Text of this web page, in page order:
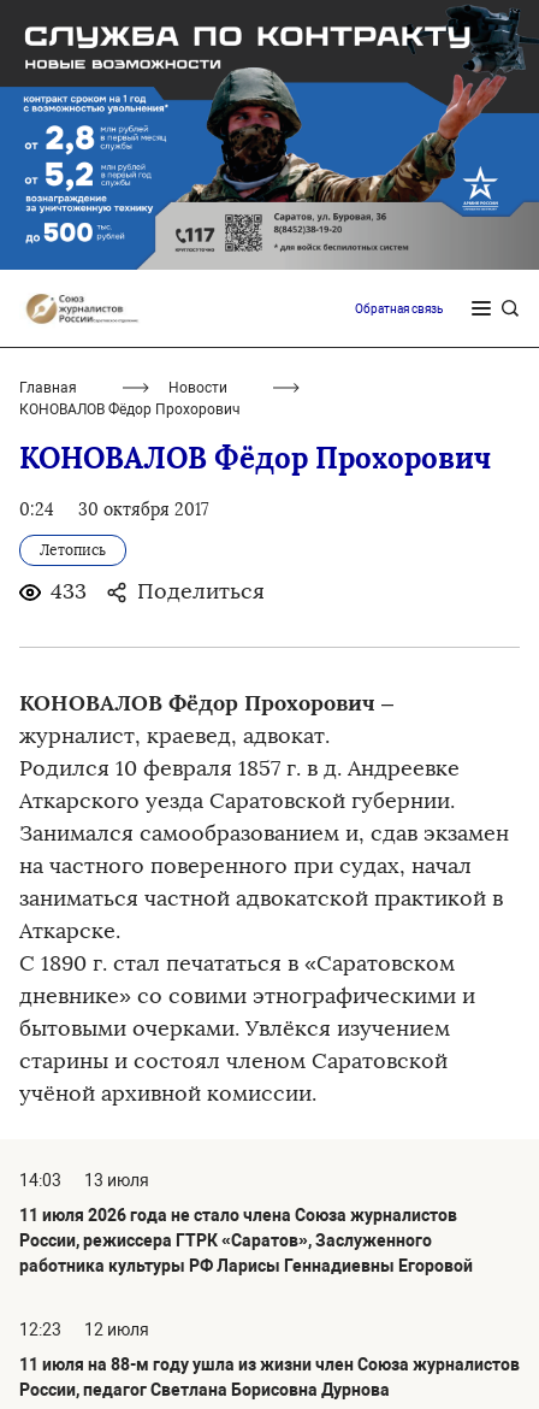
Обратная связь
Главная
Новости
КОНОВАЛОВ Фёдор Прохорович
КОНОВАЛОВ Фёдор Прохорович
0:24 30 октября 2017
Летопись
433 Поделиться
КОНОВАЛОВ Фёдор Прохорович –
журналист, краевед, адвокат.
Родился 10 февраля 1857 г. в д. Андреевке
Аткарского уезда Саратовской губернии.
Занимался самообразованием и, сдав экзамен
на частного поверенного при судах, начал
заниматься частной адвокатской практикой в
Аткарске.
С 1890 г. стал печататься в «Саратовском
дневнике» со совими этнографическими и
бытовыми очерками. Увлёкся изучением
старины и состоял членом Саратовской
учёной архивной комиссии.
14:03
13 июля
11 июля 2026 года не стало члена Союза журналистов
России, режиссера ГТРК «Саратов», Заслуженного
работника культуры РФ Ларисы Геннадиевны Егоровой
12:23
12 июля
11 июля на 88-м году ушла из жизни член Союза журналистов
России, педагог Светлана Борисовна Дурнова